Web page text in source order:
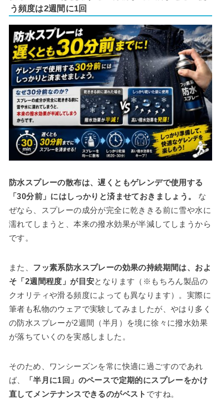
う頻度は2週間に1回
防水スプレーの散布は、遅くともゲレンデで使用する
「30分前」にはしっかりと済ませておきましょう。
な
ぜなら、スプレーの成分が完全に乾ききる前に雪や水に
濡れてしまうと、本来の撥水効果が半減してしまうから
です。
また、 フッ素系防水スプレーの効果の持続期間は、およ
そ「2週間程度」が目安となります（※もちろん製品の
クオリティや滑る頻度によっても異なります）。実際に
筆者も私物のウェアで実験してみましたが、やはり多く
の防水スプレーが2週間（半月）を境に徐々に撥水効果
が落ちていくのを実感しました。
そのため、ワンシーズンを常に快適に過ごすのであれ
ば、
「半月に1回」のペースで定期的にスプレーをかけ
直してメンテナンスできるのがベスト ですね。